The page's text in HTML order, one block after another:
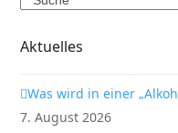
Aktuelles
Was wird in einer
7. August 2026